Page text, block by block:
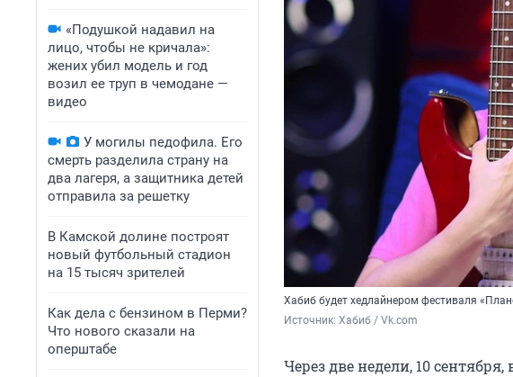
«Подушкой надавил на
лицо, чтобы не кричала»:
жених убил модель и год
возил ее труп в чемодане —
видео
У могилы педофила. Его
смерть разделила страну на
два лагеря, а защитника детей
отправила за решетку
В Камской долине построят
новый футбольный стадион
на 15 тысяч зрителей
Как дела с бензином в Перми?
Что нового сказали на
оперштабе
Хабиб будет хедлайнером фестиваля
Источник: Хабиб / Vk.com
Через две недели, 10